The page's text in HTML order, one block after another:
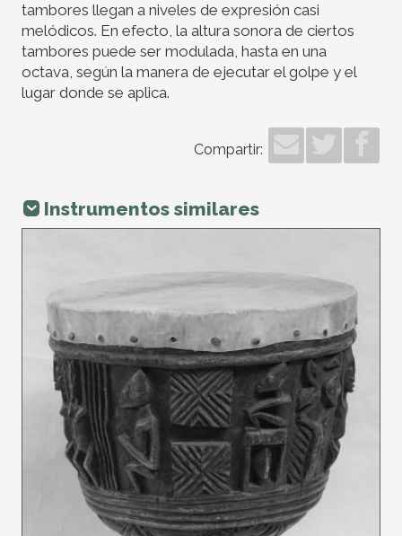
tambores llegan a niveles de expresión casi
melódicos. En efecto, la altura sonora de ciertos
tambores puede ser modulada, hasta en una
octava, según la manera de ejecutar el golpe y el
lugar donde se aplica.
Compartir:
Instrumentos similares